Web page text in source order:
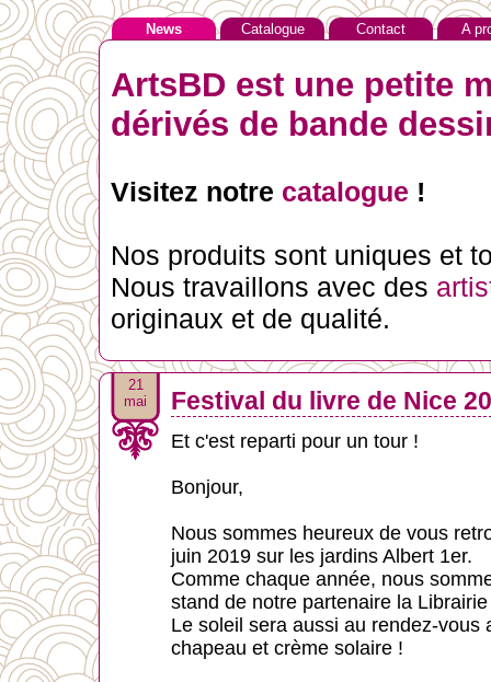
News Catalogue Contact A
ArtsBD est une petite
dérivés de bande
Visitez notre catalogue !
Nos produits sont uniques et
Nous travaillons avec des
originaux et de qualité.
21
mai
Festival du livre de Nice
Et c'est reparti pour un tour !
Bonjour,
Nous sommes heureux de vous
juin 2019 sur les jardins Albert 1er.
Comme chaque année, nous
stand de notre partenaire la
Le soleil sera aussi au rendez-vous
chapeau et crème solaire !